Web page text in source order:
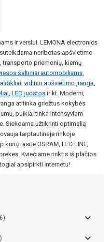
ir verslui. LEMONA electronics
neribotas apšvietimo
transporto priemonių, kiemų
šaltiniai automobiliams
vidinio apšvietimo įranga
LED juostos ir kt. Moderni,
atitinka griežtus kokybės
puikiai tinka intensyviam
Siekdama užtikrinti optimalią
tarptautinėje rinkoje
rasite OSRAM, LED LINE,
Kviečiame rinktis iš plačios
apsipirkti internetu!